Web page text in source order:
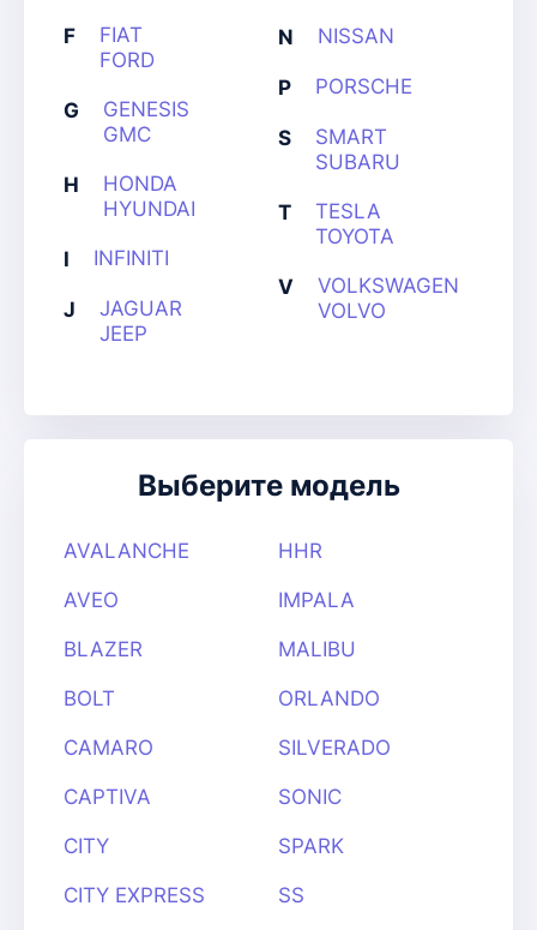
F
FIAT
FORD
G
GENESIS
GMC
H
HONDA
HYUNDAI
I INFINITI
J
JAGUAR
JEEP
N NISSAN
P PORSCHE
S
SMART
SUBARU
T
TESLA
TOYOTA
V
VOLKSWAGEN
VOLVO
Выберите модель
AVALANCHE
AVEO
BLAZER
BOLT
CAMARO
CAPTIVA
CITY
CITY EXPRESS
HHR
IMPALA
MALIBU
ORLANDO
SILVERADO
SONIC
SPARK
SS